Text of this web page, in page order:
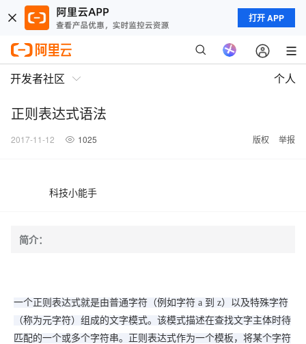
打开 APP
开发者社区 个人
正则表达式语法
2017-11-12 1025 版权 举报
科技小能手
简介：
一个正则表达式就是由普通字符（例如字符 a 到 z）以及特殊字符
（称为元字符）组成的文字模式。该模式描述在查找文字主体时待
匹配的一个或多个字符串。正则表达式作为一个模板，将某个字符